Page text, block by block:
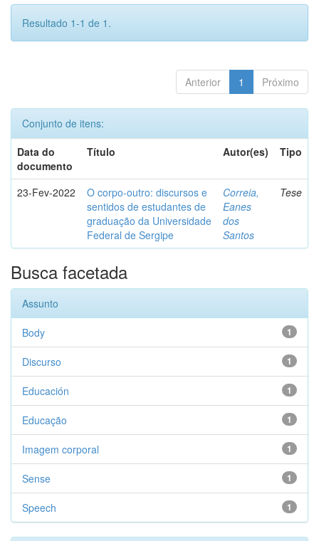
Resultado 1-1 de 1.
Anterior 1 Próximo
Conjunto de itens:
Data do
documento
Título Autor(es) Tipo
23-Fev-2022
O corpo-outro: discursos e
sentidos de estudantes de
graduação da Universidade
Federal de Sergipe
Correia,
Eanes
dos
Santos
Tese
Busca facetada
Assunto
1
Body
1
Discurso
1
Educación
1
Educação
1
Imagem corporal
1
Sense
1
Speech